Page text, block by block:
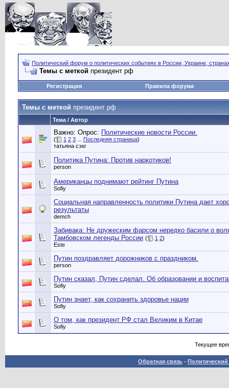
Политический форум о политических событиях в России, Украине,
Темы с меткой президент рф
Регистрация Правила форума
Темы с меткой президент рф
Тема / Автор
Важно: Опрос: Политические новости России.
( 1 2 3 Последняя страница)
татьяна сэкг
Политика Путина: Против наркотиков!
person
Американцы поднимают рейтинг Путина
Sofiy
Социальная направленность политики Путина дает
результаты
demch
Забивака: Не дружеским фарсом нередко басили о
Тамбовском легенды России ( 1 2)
Este
Путин поздравляет дорожников с праздником.
person
Путин сказал, Путин сделал. Об образовании и
Sofiy
Путин знает, как сохранить здоровье нации
Sofiy
О том, как президент РФ стал Великим в Китае
Sofiy
Текущее
Обратная связь -